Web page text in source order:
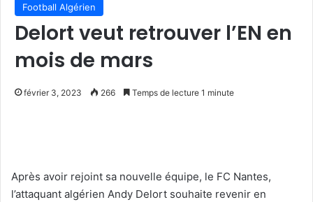
Football Algérien
Delort veut retrouver l’EN en
mois de mars
février 3, 2023 266 Temps de lecture 1 minute
Après avoir rejoint sa nouvelle équipe, le FC Nantes,
l’attaquant algérien Andy Delort souhaite revenir en